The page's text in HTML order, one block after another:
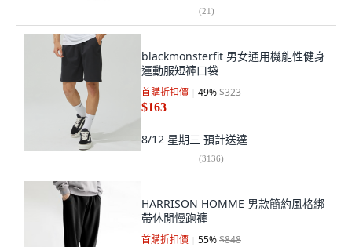
(21)
blackmonsterfit 男女通用機能性健身
運動服短褲口袋
首購折扣價 49%$323
$163
8/12 星期三 預計送達
(3136)
HARRISON HOMME 男款簡約風格綁
帶休閒慢跑褲
首購折扣價 55%$848